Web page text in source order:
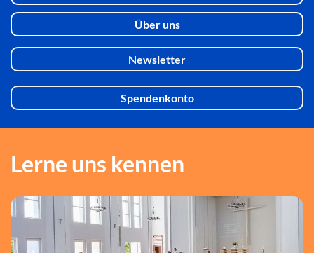
Über uns
Newsletter
Spendenkonto
Lerne uns kennen